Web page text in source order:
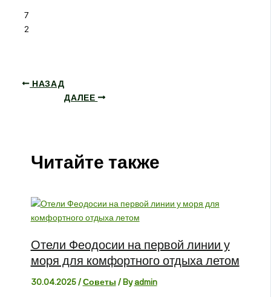
7
2
НАЗАД
ДАЛЕЕ
Читайте также
Отели Феодосии на первой линии у
моря для комфортного отдыха летом
30.04.2025/Советы / Byadmin